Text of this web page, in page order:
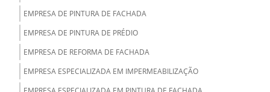
EMPRESA DE PINTURA DE FACHADA
EMPRESA DE PINTURA DE PRÉDIO
EMPRESA DE REFORMA DE FACHADA
EMPRESA ESPECIALIZADA EM IMPERMEABILIZAÇÃO